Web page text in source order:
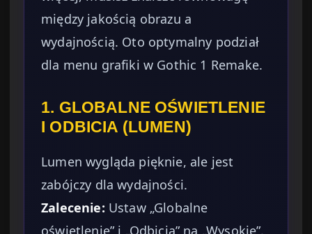
między jakością obrazu a
wydajnością. Oto optymalny podział
dla menu grafiki w Gothic 1 Remake.
1. GLOBALNE OŚWIETLENIE
I ODBICIA (LUMEN)
Lumen wygląda pięknie, ale jest
zabójczy dla wydajności.
Zalecenie: Ustaw „Globalne
oświetlenie” i „Odbicia” na „Wysokie”.